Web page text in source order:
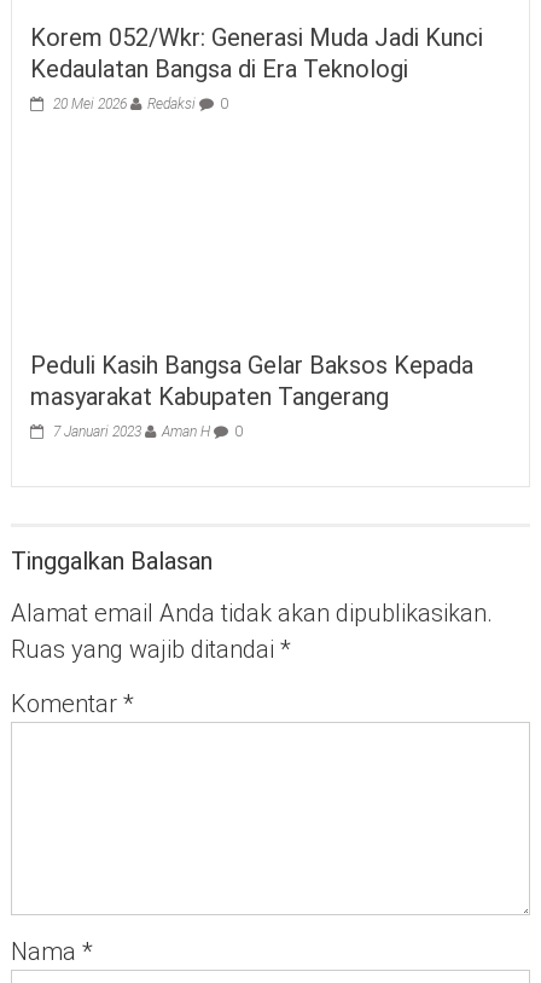
Korem 052/Wkr: Generasi Muda Jadi Kunci
Kedaulatan Bangsa di Era Teknologi
20 Mei 2026 Redaksi 0
Peduli Kasih Bangsa Gelar Baksos Kepada
masyarakat Kabupaten Tangerang
7 Januari 2023 Aman H 0
Tinggalkan Balasan
Alamat email Anda tidak akan dipublikasikan.
Ruas yang wajib ditandai *
Komentar *
Nama *